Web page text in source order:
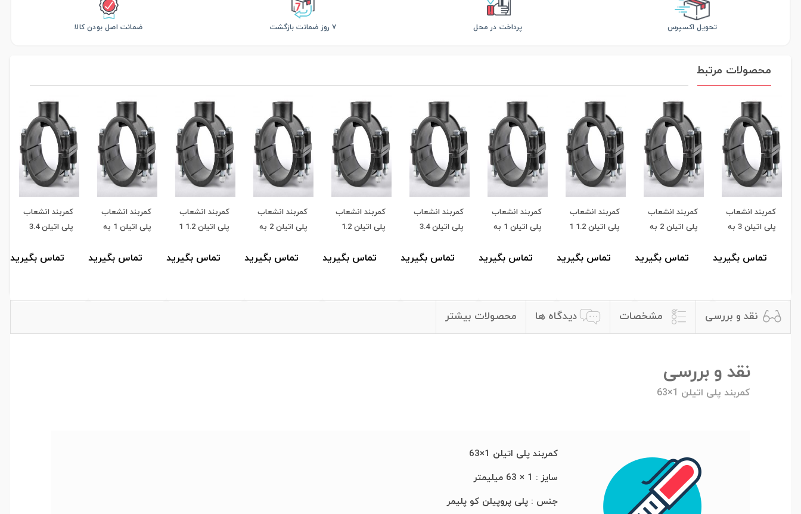
تحویل اکسپرس پرداخت در محل ۷ روز ضمانت بازگشت ضمانت اصل بودن کالا
محصولات مرتبط
کمربند انشعاب
پلی اتیلن 3 به
تماس بگیرید
کمربند انشعاب
پلی اتیلن 2 به
تماس بگیرید
کمربند انشعاب
پلی اتیلن 1.2 1
تماس بگیرید
کمربند انشعاب
پلی اتیلن 1 به
تماس بگیرید
کمربند انشعاب
پلی اتیلن 3.4
تماس بگیرید
کمربند انشعاب
پلی اتیلن 1.2
تماس بگیرید
کمربند انشعاب
پلی اتیلن 2 به
تماس بگیرید
کمربند انشعاب
پلی اتیلن 1.2 1
تماس بگیرید
کمربند انشعاب
پلی اتیلن 1 به
تماس بگیرید
کمربند انشعاب
پلی اتیلن 3.4
تماس بگیرید
نقد و بررسی مشخصات دیدگاه ها محصولات بیشتر
نقد و بررسی
کمربند پلی اتیلن 1×63
کمربند پلی اتیلن 1×63
سایز : 1 × 63 میلیمتر
جنس : پلی پروپیلن کو پلیمر